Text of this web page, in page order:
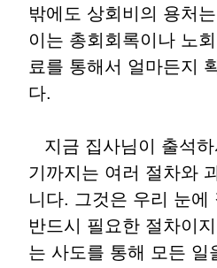
밖에도 상회비의 용처
이는 총회회록이나 노
료를 통해서 얼마든지
다.
지금 집사님이 출석하
기까지는 여러 절차와
니다. 그것은 우리 눈에
반드시 필요한 절차이
는 사도를 통해 모든 일